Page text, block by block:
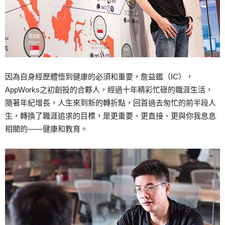
因為自身經歷體悟到健康的必須和重要，詹益鑑（IC），
AppWorks之初創投的合夥人，經過十年精彩忙碌的職涯生活，
隨著年紀增長，人生來到新的轉折點，回首過去匆忙的前半段人
生，轉換了職涯追求的目標，是更重要、更直接、更與你我息息
相關的——健康和教育。